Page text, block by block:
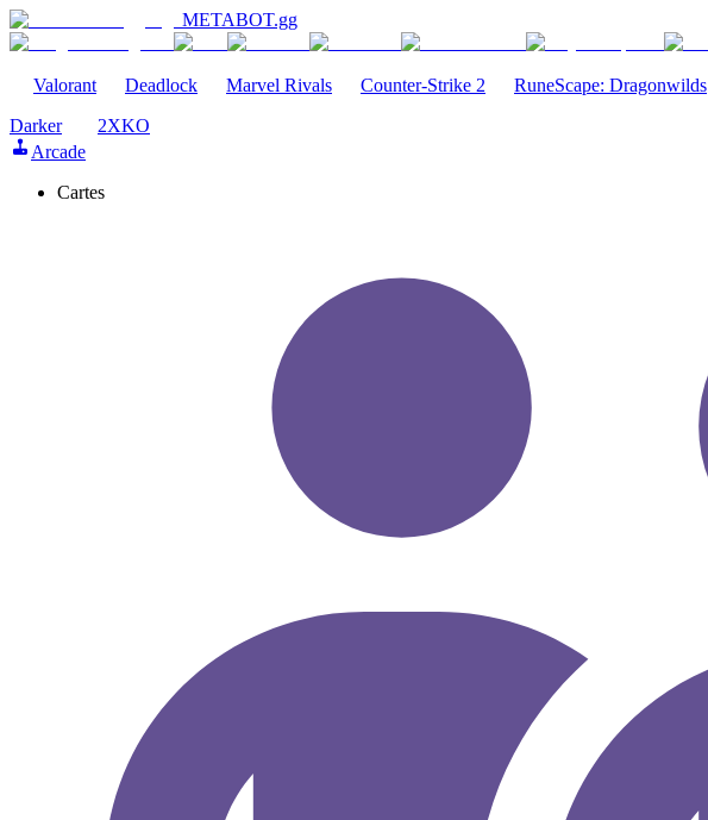
METABOT.gg
Valorant Deadlock Marvel Rivals Counter-Strike 2 RuneScape: Dragonwilds
Darker
2XKO
Arcade
Cartes